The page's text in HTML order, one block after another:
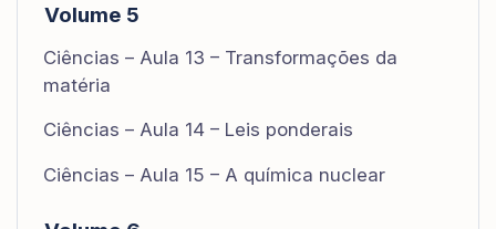
Volume 5
Ciências – Aula 13 – Transformações da
matéria
Ciências – Aula 14 – Leis ponderais
Ciências – Aula 15 – A química nuclear